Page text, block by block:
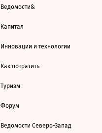
Ведомости&
Капитал
Инновации и технологии
Как потратить
Туризм
Форум
Ведомости Северо-Запад